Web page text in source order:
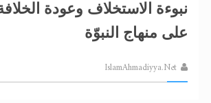
نبوءة الاستخلاف وعودة
على منهاج النبوّة
IslamAhmadiyya.Net